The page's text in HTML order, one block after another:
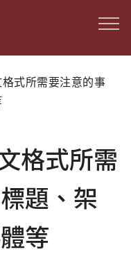
式所需要注意的事
格式所需
題、架
等